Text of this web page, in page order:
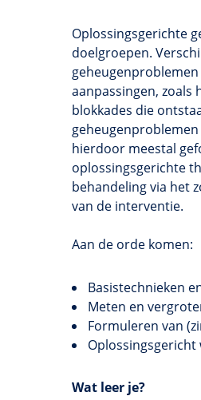
Oplossingsgerichte
doelgroepen.
geheugenproblemen
aanpassingen,
blokkades die
geheugenproblemen
hierdoor meestal
oplossingsgerichte
behandeling via het
van de interventie.
Aan de orde komen:
Basistechnieken
Meten en
Formuleren van
Wat leer je?